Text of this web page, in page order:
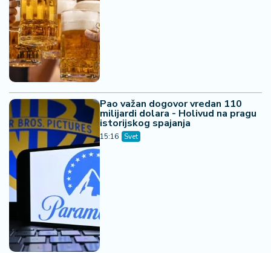
Pao važan dogovor vredan 110
milijardi dolara - Holivud na pragu
istorijskog spajanja
15:16 Svet